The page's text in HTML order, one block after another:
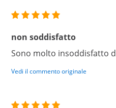
non soddisfatto
Sono molto insoddisfatto
Vedi il commento originale